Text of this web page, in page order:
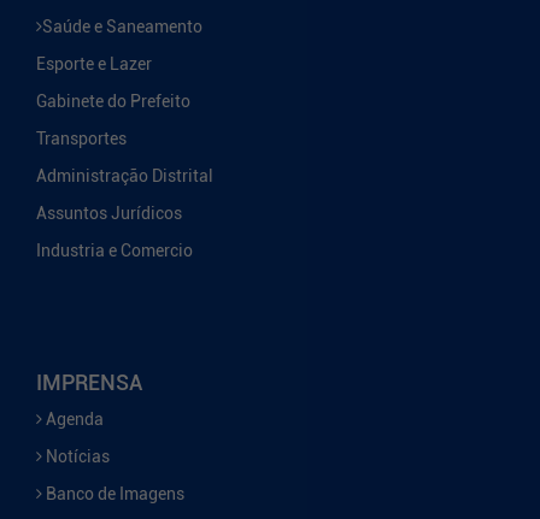
Saúde e Saneamento
Esporte e Lazer
Gabinete do Prefeito
Transportes
Administração Distrital
Assuntos Jurídicos
Industria e Comercio
IMPRENSA
Agenda
Notícias
Banco de Imagens